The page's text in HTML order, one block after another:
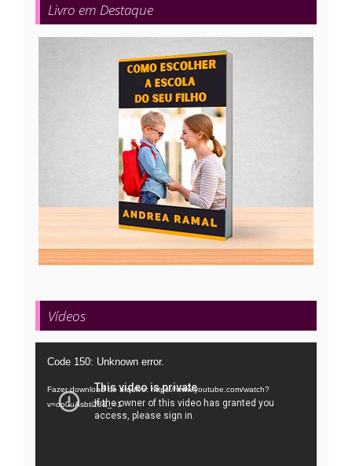
Livro em Destaque
Vídeos
Tocador
vídeo
Code 150: Unknown error.
Fazer download do arquivo: https://www.youtube.com/watch?
v=oo0uAsbti28&_=1